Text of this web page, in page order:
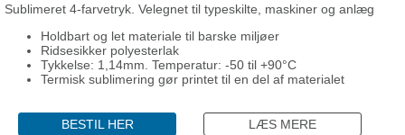
Sublimeret 4-farvetryk. Velegnet til typeskilte, maskiner og anlæg
Holdbart og let materiale til barske miljøer
Ridsesikker polyesterlak
Tykkelse: 1,14mm. Temperatur: -50 til +90°C
Termisk sublimering gør printet til en del af materialet
BESTIL HER LÆS MERE